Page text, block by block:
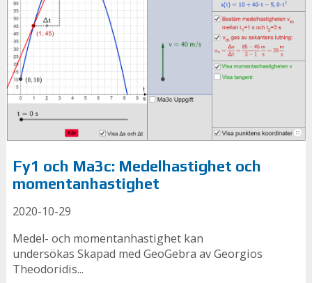
Fy1 och Ma3c: Medelhastighet och
momentanhastighet
2020-10-29
Medel- och momentanhastighet kan
undersökas Skapad med GeoGebra av Georgios
Theodoridis...